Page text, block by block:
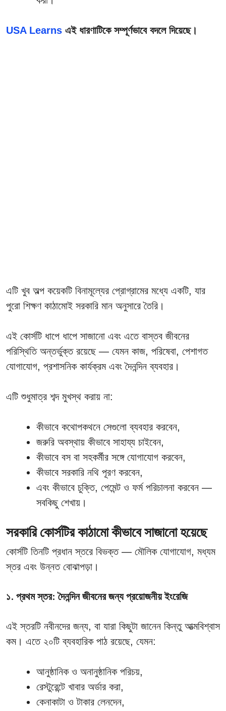
USA Learns এই ধারণাটিকে সম্পূর্ণভাবে বদলে দিয়েছে।
এটি খুব অল্প কয়েকটি বিনামূল্যের প্রোগ্রামের মধ্যে একটি, যার
পুরো শিক্ষণ কাঠামোই সরকারি মান অনুসারে তৈরি।
এই কোর্সটি ধাপে ধাপে সাজানো এবং এতে বাস্তব জীবনের
পরিস্থিতি অন্তর্ভুক্ত রয়েছে — যেমন কাজ, পরিষেবা, পেশাগত
যোগাযোগ, প্রশাসনিক কার্যক্রম এবং দৈনন্দিন ব্যবহার।
এটি শুধুমাত্র শব্দ মুখস্থ করায় না:
কীভাবে কথোপকথনে সেগুলো ব্যবহার করবেন,
জরুরি অবস্থায় কীভাবে সাহায্য চাইবেন,
কীভাবে বস বা সহকর্মীর সঙ্গে যোগাযোগ করবেন,
কীভাবে সরকারি নথি পূরণ করবেন,
এবং কীভাবে চুক্তি, পেমেন্ট ও ফর্ম পরিচালনা করবেন —
সবকিছু শেখায়।
সরকারি কোর্সটির কাঠামো কীভাবে সাজানো হয়েছে
কোর্সটি তিনটি প্রধান স্তরে বিভক্ত — মৌলিক যোগাযোগ, মধ্যম
স্তর এবং উন্নত বোঝাপড়া।
১. প্রথম স্তর: দৈনন্দিন জীবনের জন্য প্রয়োজনীয় ইংরেজি
এই স্তরটি নবীনদের জন্য, বা যারা কিছুটা জানেন কিন্তু আত্মবিশ্বাস
কম। এতে ২০টি ব্যবহারিক পাঠ রয়েছে, যেমন:
আনুষ্ঠানিক ও অনানুষ্ঠানিক পরিচয়,
রেস্টুরেন্টে খাবার অর্ডার করা,
কেনাকাটা ও টাকার লেনদেন,